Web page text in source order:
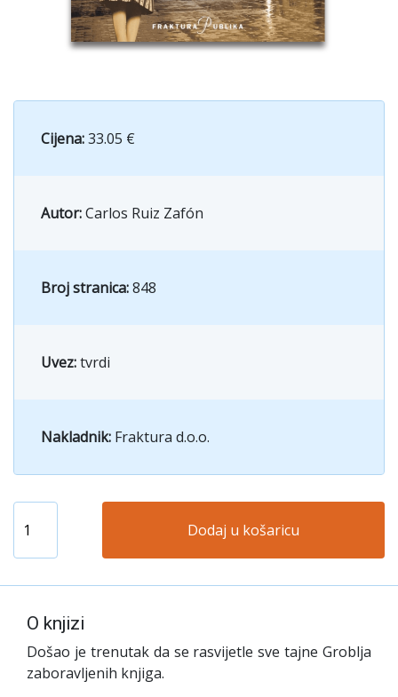
Cijena:33.05 €
Autor:Carlos Ruiz Zafón
Broj stranica:848
Uvez:tvrdi
Nakladnik: Fraktura d.o.o.
Dodaj u košaricu
O knjizi
Došao je trenutak da se rasvijetle sve tajne Groblja
zaboravljenih knjiga.